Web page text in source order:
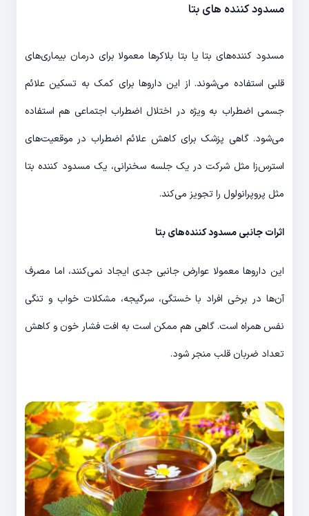
مسدود کننده های بتا
مسدود کننده‌های بتا یا بتا بلاکرها معمولا برای درمان بیماری‌های
قلبی استفاده می‌شوند. از این داروها برای کمک به تسکین علائم
جسمی اضطراب به ویژه در اختلال اضطراب اجتماعی هم استفاده
می‌شود. گاهی پزشک برای کاهش علائم اضطراب در موقعیت‌های
استرس‌زا مثل شرکت در یک جلسه سخنرانی، یک مسدود کننده بتا
مثل پروپرانولول را تجویز می‌کند.
اثرات جانبی مسدود کننده‌های بتا
این داروها معمولا عوارض جانبی جدی ایجاد نمی‌کنند، اما مصرف
آن‌ها در برخی افراد با خستگی، سرگیجه، مشکلات خواب و تنگی
نفس همراه است. گاهی هم ممکن است به افت فشار خون و کاهش
تعداد ضربان قلب منجر شود.